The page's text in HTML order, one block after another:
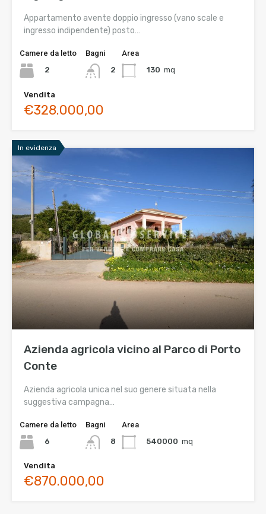
Appartamento avente doppio ingresso (vano scale e
ingresso indipendente) posto…
Camere da letto
2
Bagni
2
Area
130 mq
Vendita
€328.000,00
In evidenza
Azienda agricola vicino al Parco di Porto
Conte
Azienda agricola unica nel suo genere situata nella
suggestiva campagna…
Camere da letto
6
Bagni
8
Area
540000 mq
Vendita
€870.000,00